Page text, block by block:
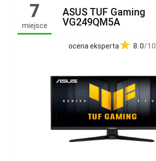
7
miejsce
ASUS TUF Gaming
VG249QM5A
ocena eksperta 8.0/10